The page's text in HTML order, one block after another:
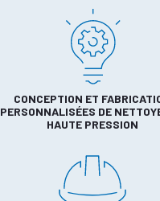
CONCEPTION ET
PERSONNALISÉES DE
HAUTE PRESSION